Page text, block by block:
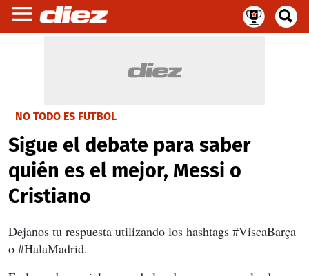
NO TODO ES FUTBOL
Sigue el debate para saber
quién es el mejor, Messi o
Cristiano
Dejanos tu respuesta utilizando los hashtags #ViscaBarça
o #HalaMadrid.